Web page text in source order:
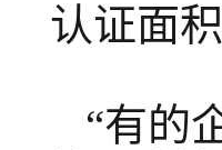
认证面
“有的